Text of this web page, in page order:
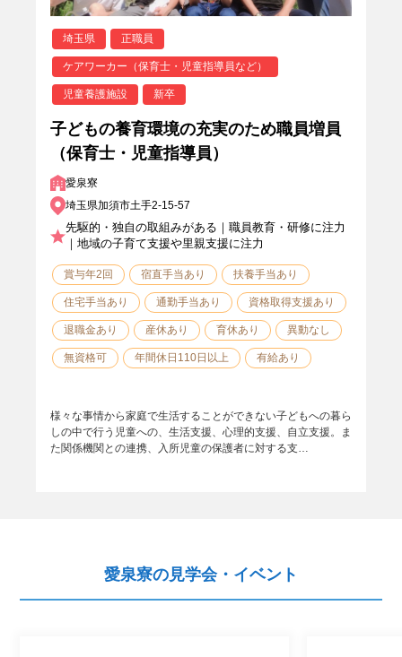
埼玉県 正職員
ケアワーカー（保育士・児童指導員など）
児童養護施設 新卒
子どもの養育環境の充実のため職員増員
（保育士・児童指導員）
愛泉寮
埼玉県加須市土手2-15-57
先駆的・独自の取組みがある｜職員教育・研修に注力
｜地域の子育て支援や里親支援に注力
賞与年2回 宿直手当あり 扶養手当あり
住宅手当あり 通勤手当あり 資格取得支援あり
退職金あり 産休あり 育休あり 異動なし
無資格可 年間休日110日以上 有給あり
様々な事情から家庭で生活することができない子どもへの暮ら
しの中で行う児童への、生活支援、心理的支援、自立支援。ま
た関係機関との連携、入所児童の保護者に対する支…
愛泉寮の見学会・イベント